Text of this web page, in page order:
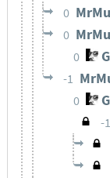
0
0
0
-1
0
-1